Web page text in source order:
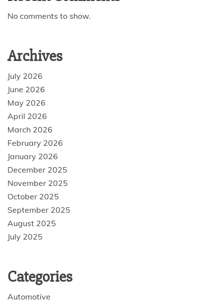
No comments to show.
Archives
July 2026
June 2026
May 2026
April 2026
March 2026
February 2026
January 2026
December 2025
November 2025
October 2025
September 2025
August 2025
July 2025
Categories
Automotive